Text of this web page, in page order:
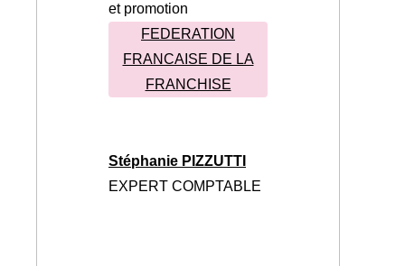
et promotion
FEDERATION
FRANCAISE DE LA
FRANCHISE
Stéphanie PIZZUTTI
EXPERT COMPTABLE